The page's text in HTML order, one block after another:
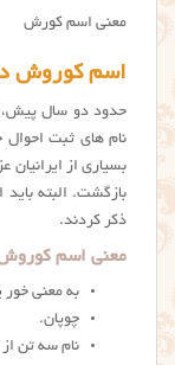
معنی اسم کورش
اسم کوروش
حدود دو سال
نام های ثبت احوال
بسیاری از ایرانیان
بازگشت. البته
ذکر کردند.
معنی اسم
به معنی خور
چوپان.
نام سه تن